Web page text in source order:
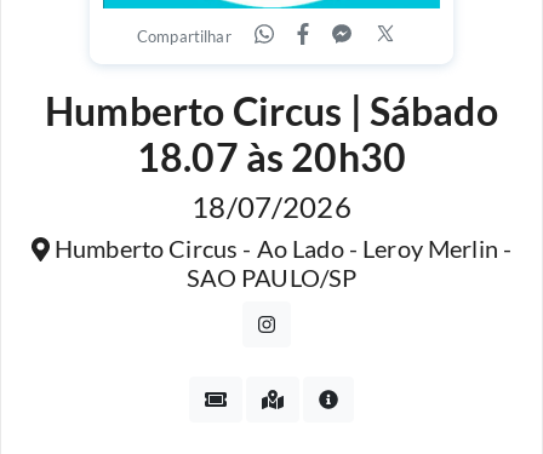
Compartilhar
Humberto Circus | Sábado
18.07 às 20h30
18/07/2026
Humberto Circus - Ao Lado - Leroy Merlin -
SAO PAULO/SP